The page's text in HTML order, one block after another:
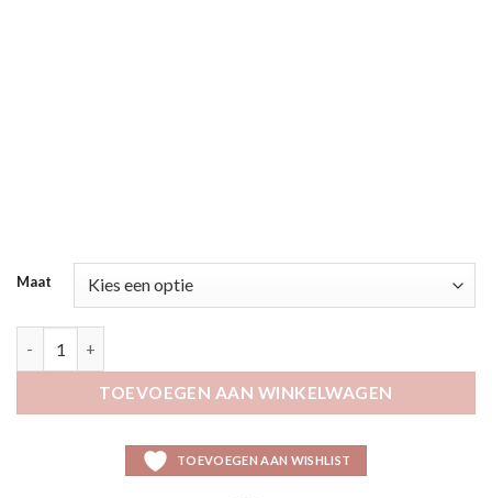
Maat
TOEVOEGEN AAN WINKELWAGEN
TOEVOEGEN AAN WISHLIST